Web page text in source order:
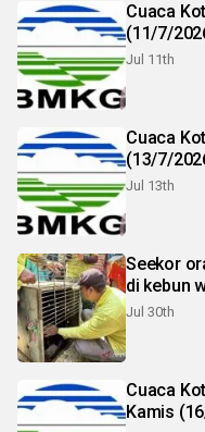
Cuaca
(11/7/
Jul 11th
Cuaca
(13/7/
Jul 13th
Seekor
di kebun
Jul 30th
Cuaca
Kamis